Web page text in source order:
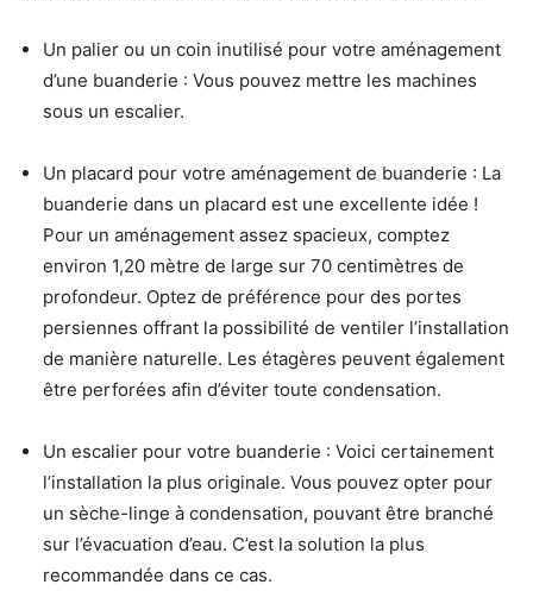
Un palier ou un coin inutilisé pour votre aménagement
d’une buanderie : Vous pouvez mettre les machines
sous un escalier.
Un placard pour votre aménagement de buanderie : La
buanderie dans un placard est une excellente idée !
Pour un aménagement assez spacieux, comptez
environ 1,20 mètre de large sur 70 centimètres de
profondeur. Optez de préférence pour des portes
persiennes offrant la possibilité de ventiler l’installation
de manière naturelle. Les étagères peuvent également
être perforées afin d’éviter toute condensation.
Un escalier pour votre buanderie : Voici certainement
l’installation la plus originale. Vous pouvez opter pour
un sèche-linge à condensation, pouvant être branché
sur l’évacuation d’eau. C’est la solution la plus
recommandée dans ce cas.